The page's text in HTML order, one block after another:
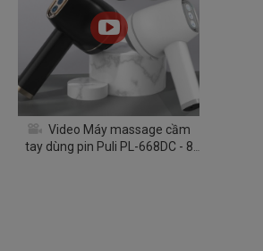
Video Máy massage cầm
tay dùng pin Puli PL-668DC - 8